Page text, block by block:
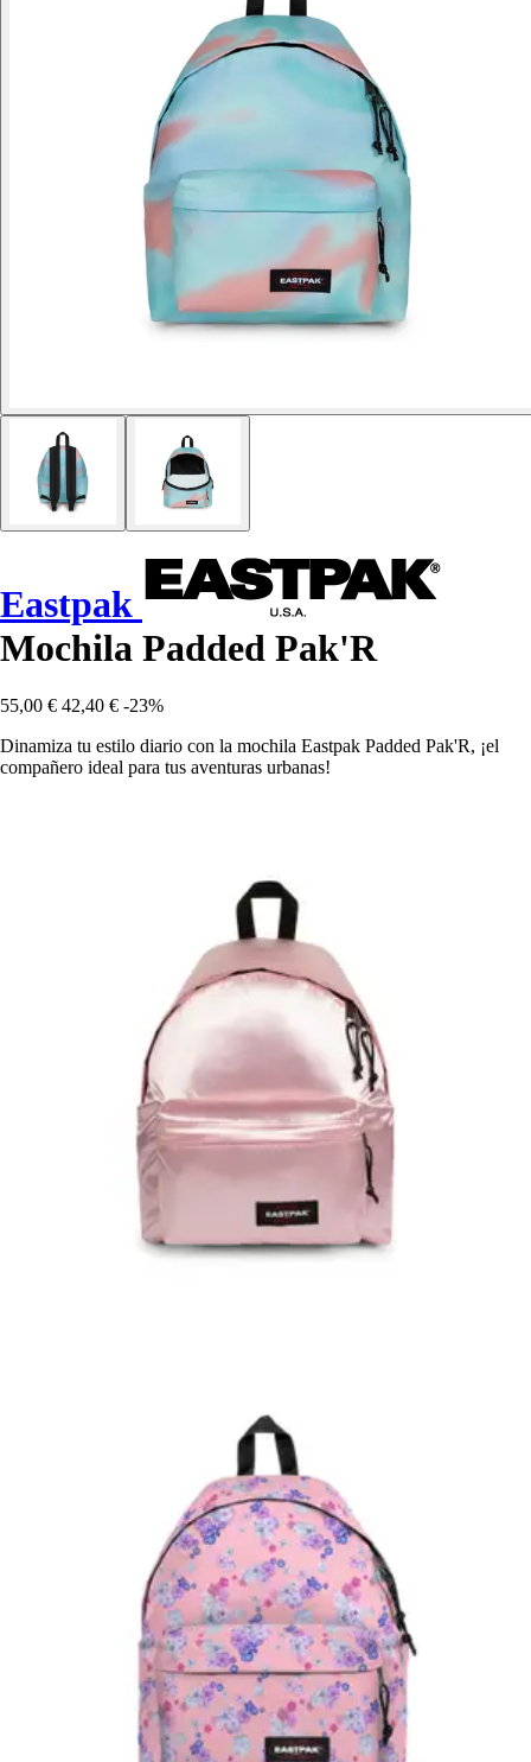
Eastpak
Mochila Padded Pak'R
55,00 € 42,40 € -23%
Dinamiza tu estilo diario con la mochila Eastpak Padded Pak'R, ¡el
compañero ideal para tus aventuras urbanas!